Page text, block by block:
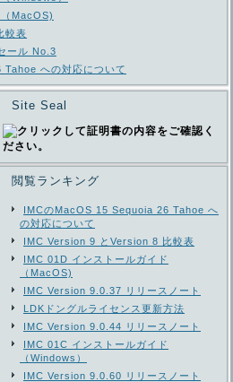
MacOS)
較表
ール No.3
への対応について
Site Seal
閲覧ランキング
IMCのMacOS 15 Sequoia 26 Tahoe へ
の対応について
IMC Version 9 とVersion 8 比較表
IMC 01D インストールガイド
（MacOS)
IMC Version 9.0.37 リリースノート
LDKドングルライセンス更新方法
IMC Version 9.0.44 リリースノート
IMC 01C インストールガイド
（Windows）
IMC Version 9.0.60 リリースノート